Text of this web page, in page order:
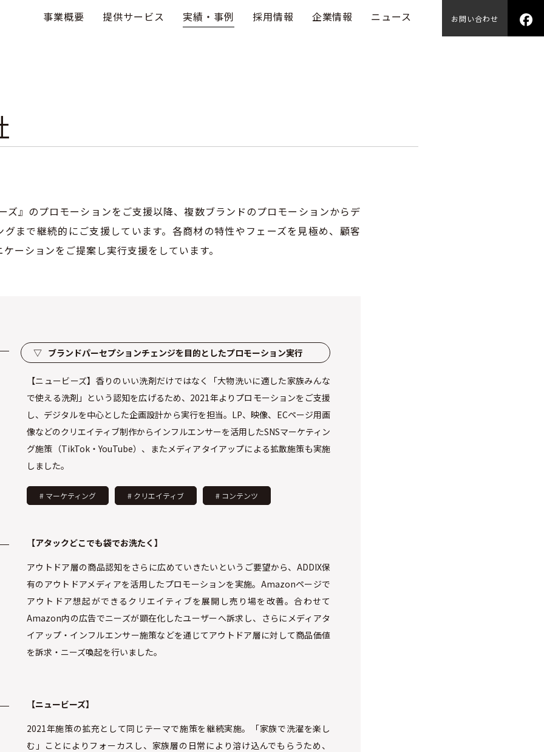
事業概要 提供サービス 実績・事例 採用情報 企業情報 ニュース お問い合わせ
ズ』のプロモーションをご支援以降、複数ブランドのプロモーションからデ
グまで継続的にご支援しています。各商材の特性やフェーズを見極め、顧客
ーションをご提案し実行支援をしています。
▽ ブランドパーセプションチェンジを目的としたプロモーション実行
【ニュービーズ】香りのいい洗剤だけではなく「大物洗いに適した家族みんな
で使える洗剤」という認知を広げるため、2021年よりプロモーションをご支援
し、デジタルを中心とした企画設計から実行を担当。LP、映像、ECページ用画
像などのクリエイティブ制作からインフルエンサーを活用したSNSマーケティン
グ施策（TikTok・YouTube）、またメディアタイアップによる拡散施策も実施
しました。
# マーケティング # クリエイティブ # コンテンツ
【アタックどこでも袋でお洗たく】
アウトドア層の商品認知をさらに広めていきたいというご要望から、ADDIX保
有のアウトドアメディアを活用したプロモーションを実施。Amazonページで
アウトドア想起ができるクリエイティブを展開し売り場を改善。合わせて
Amazon内の広告でニーズが顕在化したユーザーへ訴求し、さらにメディアタ
イアップ・インフルエンサー施策などを通じてアウトドア層に対して商品価値
を訴求・ニーズ喚起を行いました。
【ニュービーズ】
2021年施策の拡充として同じテーマで施策を継続実施。「家族で洗濯を楽し
む」ことによりフォーカスし、家族層の日常により溶け込んでもらうため、